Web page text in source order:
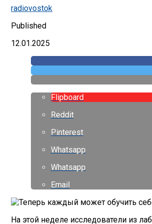
radiovostok
Published
12.01.2025
Flipboard
Reddit
Pinterest
Whatsapp
Whatsapp
Email
На этой неделе исследователи из